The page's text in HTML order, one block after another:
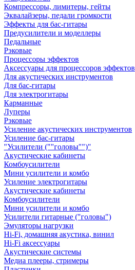
Компрессоры, лимитеры, гейты
Эквалайзеры, педали громкости
Эффекты для бас-гитары
Предусилители и моделлеры
Педальные
Рэковые
Процессоры эффектов
Аксессуары для процессоров эффектов
Для акустических инструментов
Для бас-гитары
Для электрогитары
Карманные
Луперы
Рэковые
Усиление акустических инструментов
Усиление бас-гитары
"Усилители (""головы"")"
Акустические кабинеты
Комбоусилители
Мини усилители и комбо
Усиление электрогитары
Акустические кабинеты
Комбоусилители
Мини усилители и комбо
Усилители гитарные ("головы")
Эмуляторы нагрузки
Hi-Fi, домашняя акустика, винил
Hi-Fi аксессуары
Акустические системы
Медиа плееры, стримеры